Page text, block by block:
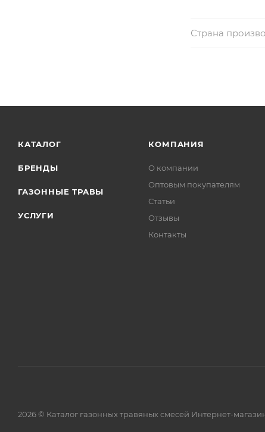
Страна
КАТАЛОГ
БРЕНДЫ
ГАЗОННЫЕ ТРАВЫ
УСЛУГИ
КОМПАНИЯ
О компании
Оптовым покупателям
Статьи
Отзывы
Контакты
2026 © Каталог газонных травяных смесей Интернет-